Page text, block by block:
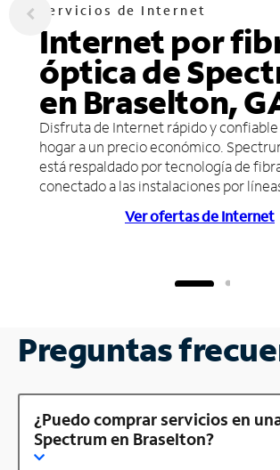
Servicios de Internet
Internet por
óptica de
en Braselton,
Disfruta de Internet rápido y confiable
hogar a un precio económico.
está respaldado por tecnología de
conectado a las instalaciones por
Ver ofertas de Internet
Preguntas
¿Puedo comprar servicios en
Spectrum en Braselton?